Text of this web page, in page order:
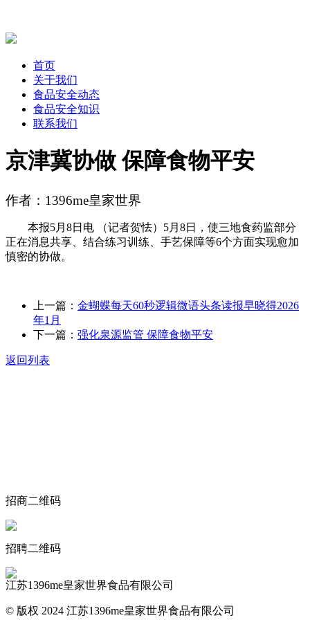
首页
关于我们
食品安全动态
食品安全知识
联系我们
京津冀协做 保障食物平安
作者：1396me皇家世界
本报5月8日电 （记者贺怯）5月8日，使三地食药监部分
正在消息共享、结合练习训练、手艺保障等6个方面实现愈加
慎密的协做。
上一篇： 金蝴蝶每天60秒逻辑微语头条读报早晓得2026
年1月
下一篇： 强化泉源监管 保障食物平安
返回列表
招商二维码
招聘二维码
江苏1396me皇家世界食品有限公司
© 版权 2024 江苏1396me皇家世界食品有限公司